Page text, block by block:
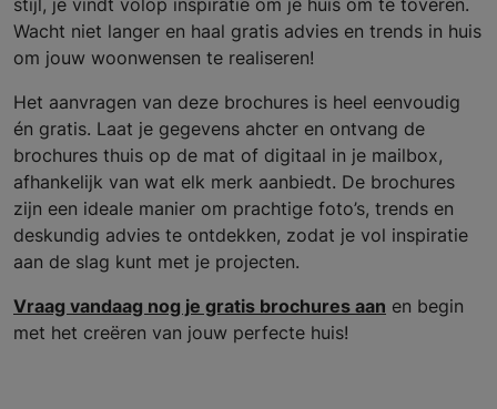
stijl, je vindt volop inspiratie om je huis om te toveren.
Wacht niet langer en haal gratis advies en trends in huis
om jouw woonwensen te realiseren!
Het aanvragen van deze brochures is heel eenvoudig
én gratis. Laat je gegevens ahcter en ontvang de
brochures thuis op de mat of digitaal in je mailbox,
afhankelijk van wat elk merk aanbiedt. De brochures
zijn een ideale manier om prachtige foto’s, trends en
deskundig advies te ontdekken, zodat je vol inspiratie
aan de slag kunt met je projecten.
Vraag vandaag nog je gratis brochures aan en begin
met het creëren van jouw perfecte huis!